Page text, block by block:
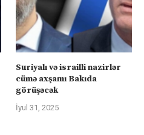
Suriyalı və israilli nazirlər
cümə axşamı Bakıda
görüşəcək
İyul 31, 2025